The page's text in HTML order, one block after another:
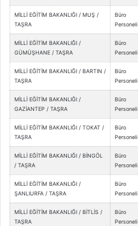
MİLLİ EĞİTİM BAKANLIĞI / MUŞ /
TAŞRA
Büro
Personeli
MİLLİ EĞİTİM BAKANLIĞI /
GÜMÜŞHANE / TAŞRA
Büro
Personeli
MİLLİ EĞİTİM BAKANLIĞI / BARTIN /
TAŞRA
Büro
Personeli
MİLLİ EĞİTİM BAKANLIĞI /
GAZİANTEP / TAŞRA
Büro
Personeli
MİLLİ EĞİTİM BAKANLIĞI / TOKAT /
TAŞRA
Büro
Personeli
MİLLİ EĞİTİM BAKANLIĞI / BİNGÖL
/ TAŞRA
Büro
Personeli
MİLLİ EĞİTİM BAKANLIĞI /
ŞANLIURFA / TAŞRA
Büro
Personeli
MİLLİ EĞİTİM BAKANLIĞI / BİTLİS /
TAŞRA
Büro
Personeli